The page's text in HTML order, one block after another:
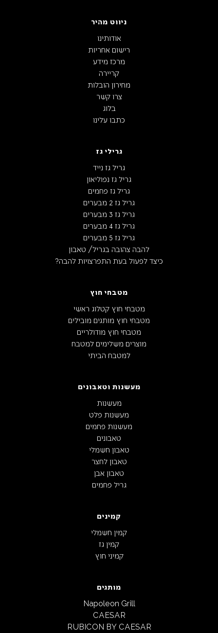
ניווט מהיר
אודותינו
רישום אחריות
מרכז מידע
קריירה
מחירון הובלות
צרו קשר
בלוג
כתבו עלינו
גרילי גז
גריל גז נייד
גריל גז נפוליאון
גריל גז פחמים
גריל גז 2 מבערים
גריל גז 3 מבערים
גריל גז 4 מבערים
גריל גז 5 מבערים
להבה צהובה בגריל/ טאבון
כיצד לפעול בעת התפרצויות להבה?
מטבחי חוץ
מטבחי חוץ קטלוג ראשי
מטבחי חוץ מותגים מובילים
מטבחי חוץ מודולריים
מוצרים משלימים למטבח
למטבח הביתי
מעשנות וטאבונים
מעשנות
מעשנות פלט
מעשנות פחמים
טאבונים
טאבון חשמלי
טאבון לחצר
טאבון אבן
גריל פחמים
קמינים
קמין חשמלי
קמין גז
קמיני חוץ
מותגים
Napoleon Grill
CAESAR
RUBICON BY CAESAR